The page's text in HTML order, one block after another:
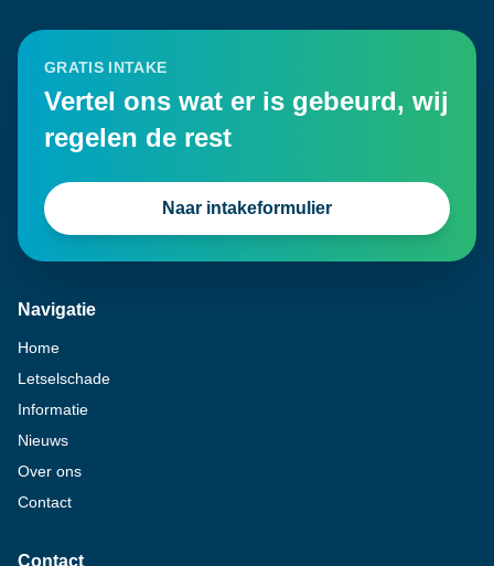
GRATIS INTAKE
Vertel ons wat er is gebeurd, wij
regelen de rest
Naar intakeformulier
Navigatie
Home
Letselschade
Informatie
Nieuws
Over ons
Contact
Contact